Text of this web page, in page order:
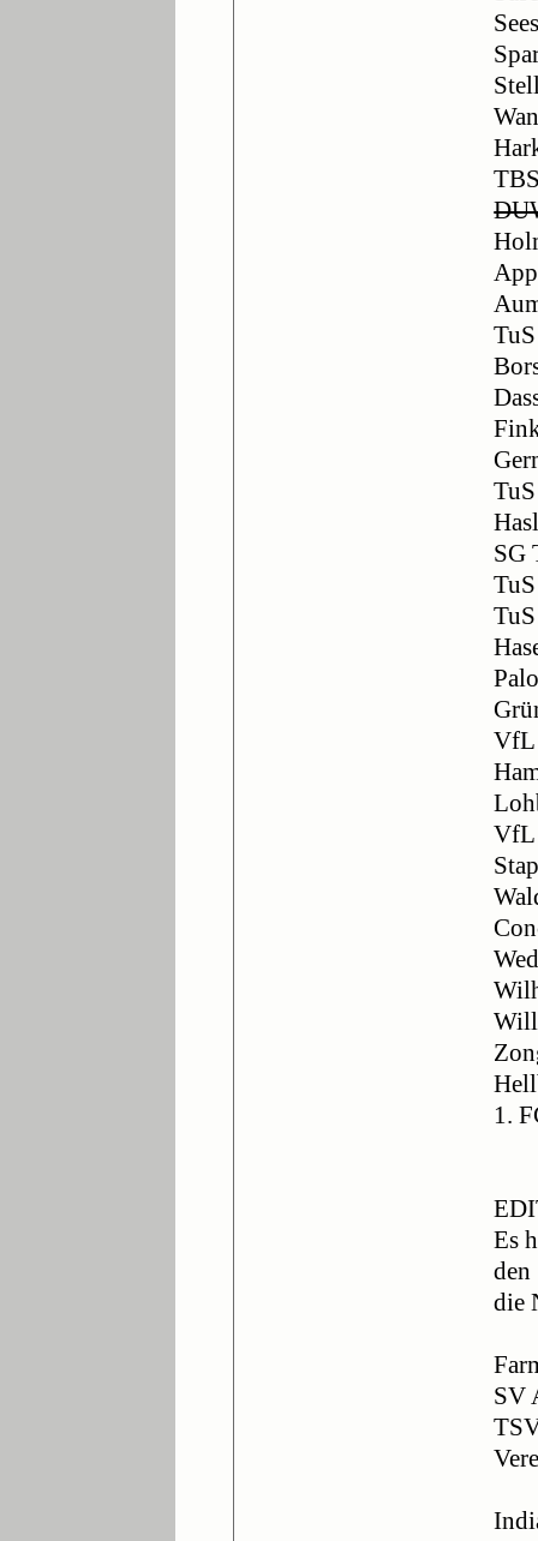
SG
VfL
VfL
1.
Es
den
die
SV